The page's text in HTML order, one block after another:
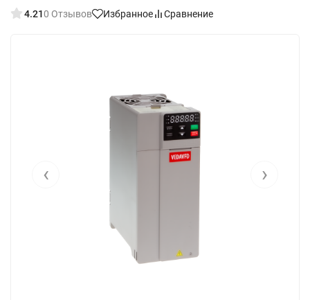
4.210 Отзывов Избранное Сравнение
‹ ›